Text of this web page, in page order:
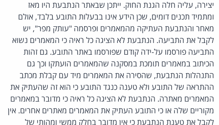
יצירה, עליה חלה הגנת החוק. ייתכן שבאתר הנתבעת היו מאז
ומתמיד תכנים דומים, שכן הידע אינו בבעלות התובע בלבד, אולם
מאחר והנתבעת העתיקה מהמאמרים ופרסמה "עותק מפר", יש
לקבל את התביעה. הנתבעת לא הציגה כל ראיה כי המאמרים נשוא
התביעה פורסמו על-ידה קודם שפורסמו באתר התובע. גם זהות
הכיתוב במאמרים תומכת במסקנה שהמאמרים הועתקו וכך גם
התנהלות הנתבעת, שהסירה את המאמרים מיד עם קבלת מכתב
ההתראה של התובע ולא טענה כנגד התובע כי הוא זה שהעתיק את
המאמרים מאתרה. הנתבעת לא הציגה כל ראיה כי מדובר במאמרים
מקוריים שלה או כי התובע העתיק את המאמרים מאתרים אחרים. אין
לקבל את טענת הנתבעת כי אין מדובר בחלק ממשי ומהותי של